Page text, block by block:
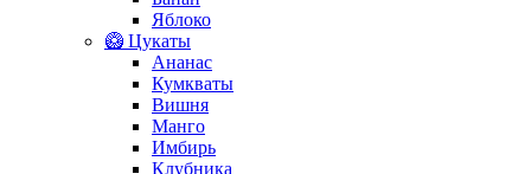
Яблоко
🥝 Цукаты
Ананас
Кумкваты
Вишня
Манго
Имбирь
Клубника